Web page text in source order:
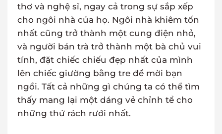
thơ và nghệ sĩ, ngay cả trong sự sắp xếp
cho ngôi nhà của họ. Ngôi nhà khiêm tốn
nhất cũng trở thành một cung điện nhỏ,
và người bán trà trở thành một bà chủ vui
tính, đặt chiếc chiếu đẹp nhất của mình
lên chiếc giường bằng tre để mời bạn
ngồi. Tất cả những gì chúng ta có thể tìm
thấy mang lại một dáng vẻ chỉnh tề cho
những thứ rách rưới nhất.